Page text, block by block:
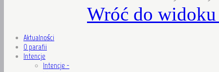
Wróć do
Aktualności
O parafii
Intencje
Intencje -